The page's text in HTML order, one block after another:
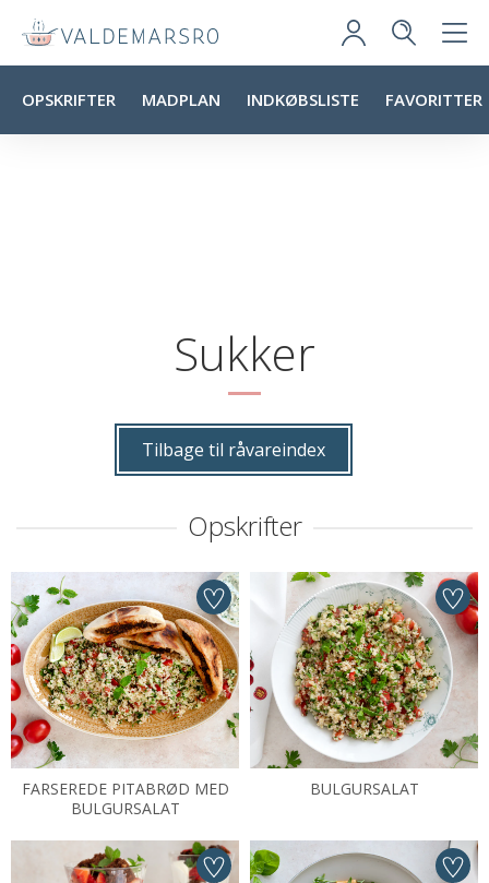
OPSKRIFTER MADPLAN INDKØBSLISTE FAVORITTER
Sukker
Tilbage til råvareindex
Opskrifter
FARSEREDE PITABRØD MED
BULGURSALAT
BULGURSALAT